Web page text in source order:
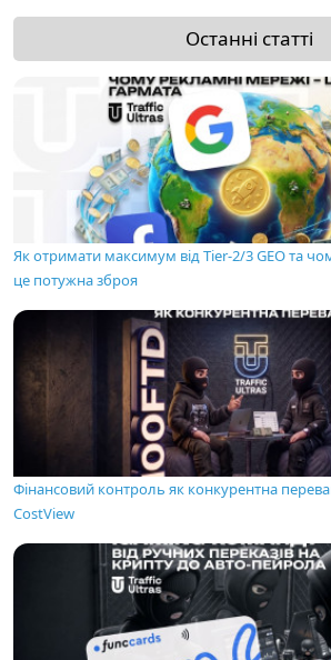
Останні статті
Як отримати максимум від Tier-2/3 GEO та
це потужна зброя
Фінансовий контроль як конкурентна
CostView